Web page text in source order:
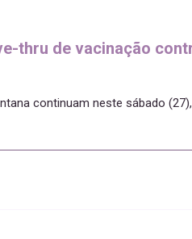
thru de vacinação
continuam neste sábado